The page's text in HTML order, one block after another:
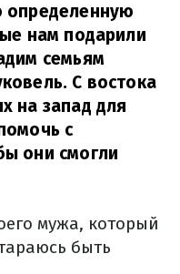
определенную
нам подарили
семьям
С востока
на запад для
с
они смогли
мужа, который
быть